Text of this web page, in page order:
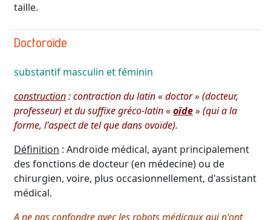
taille.
Doctoroïde
substantif masculin et féminin
construction:contraction du latin « doctor » (docteur,
professeur) et du suffixe gréco-latin «oïde» (qui a la
forme, l'aspect de tel que dans ovoïde).
Définition : Androïde médical, ayant principalement
des fonctions de docteur (en médecine) ou de
chirurgien, voire, plus occasionnellement, d'assistant
médical.
A ne pas confondre avec les robots médicaux qui n'ont